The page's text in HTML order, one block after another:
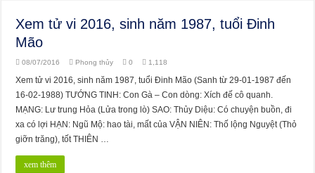
Xem tử vi 2016, sinh năm 1987, tuổi Đinh
Mão
08/07/2016 Phong thủy 0 1,118
Xem tử vi 2016, sinh năm 1987, tuổi Đinh Mão (Sanh từ 29-01-1987 đến
16-02-1988) TƯỚNG TINH: Con Gà – Con dòng: Xích đế cô quanh.
MẠNG: Lư trung Hỏa (Lửa trong lò) SAO: Thủy Diệu: Có chuyện buồn, đi
xa có lợi HẠN: Ngũ Mộ: hao tài, mất của VẬN NIÊN: Thố lộng Nguyệt (Thỏ
giỡn trăng), tốt THIÊN …
xem thêm